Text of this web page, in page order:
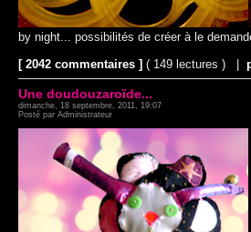
by night... possibilités de créer à le
[ 2042 commentaires ] ( 149 lectures ) |
Une doudouzaroïde...
dimanche, 18 septembre, 2011, 19:07
Posté par Administrateur